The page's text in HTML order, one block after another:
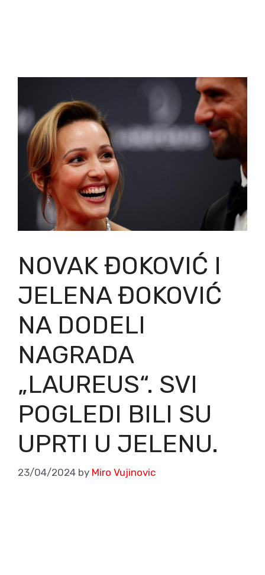
NOVAK ĐOKOVIĆ I
JELENA ĐOKOVIĆ
NA DODELI
NAGRADA
„LAUREUS“. SVI
POGLEDI BILI SU
UPRTI U JELENU.
23/04/2024 by Miro Vujinovic